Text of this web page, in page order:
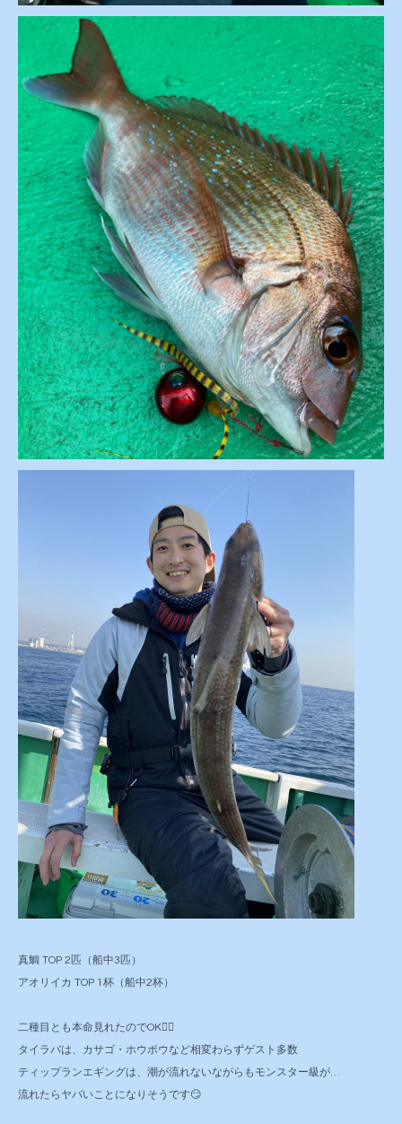
真鯛 TOP 2匹（船中3匹）
アオリイカ TOP 1杯（船中2杯）
二種目とも本命見れたのでOK🙆‍♂️
タイラバは、カサゴ・ホウボウなど相変わらずゲスト多数
ティップランエギングは、潮が流れないながらもモンスター級が…
流れたらヤバいことになりそうです😏